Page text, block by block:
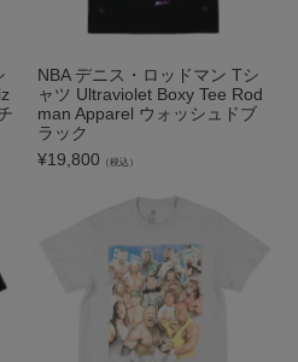
NBA デニス・ロッドマン Tシ
ャツ Ultraviolet Boxy Tee Rod
man Apparel ウォッシュドブ
ラック
¥19,800 （税込）